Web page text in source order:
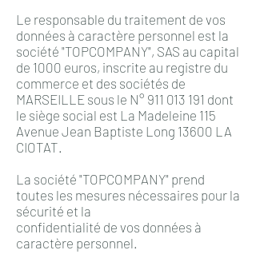
Le responsable du traitement de vos
données à caractère personnel est la
société "TOPCOMPANY", SAS au capital
de 1000 euros, inscrite au registre du
commerce et des sociétés de
MARSEILLE sous le N° 911 013 191 dont
le siège social est La Madeleine 115
Avenue Jean Baptiste Long 13600 LA
CIOTAT.
La société "TOPCOMPANY" prend
toutes les mesures nécessaires pour la
sécurité et la
confidentialité de vos données à
caractère personnel.